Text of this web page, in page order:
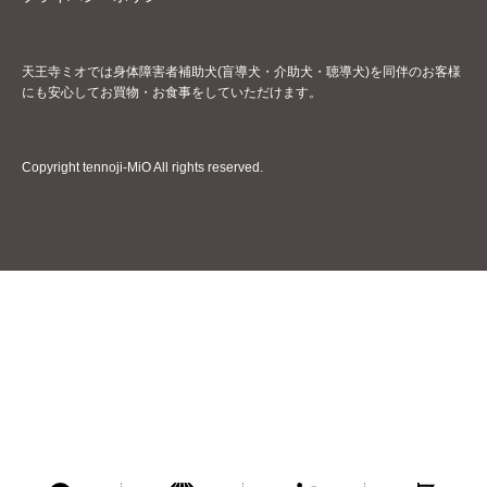
天王寺ミオでは身体障害者補助犬(盲導犬・介助犬・聴導犬)を同伴のお客様
にも安心してお買物・お食事をしていただけます。
Copyright tennoji-MiO All rights reserved.